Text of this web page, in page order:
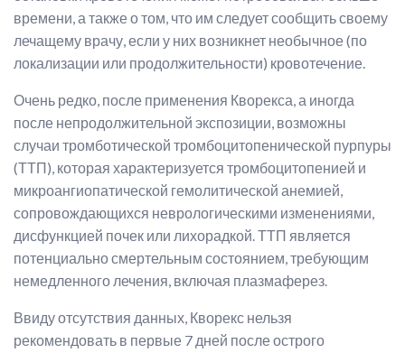
времени, а также о том, что им следует сообщить своему
лечащему врачу, если у них возникнет необычное (по
локализации или продолжительности) кровотечение.
Очень редко, после применения Кворекса, а иногда
после непродолжительной экспозиции, возможны
случаи тромботической тромбоцитопенической пурпуры
(ТТП), которая характеризуется тромбоцитопенией и
микроангиопатической гемолитической анемией,
сопровождающихся неврологическими изменениями,
дисфункцией почек или лихорадкой. ТТП является
потенциально смертельным состоянием, требующим
немедленного лечения, включая плазмаферез.
Ввиду отсутствия данных, Кворекс нельзя
рекомендовать в первые 7 дней после острого